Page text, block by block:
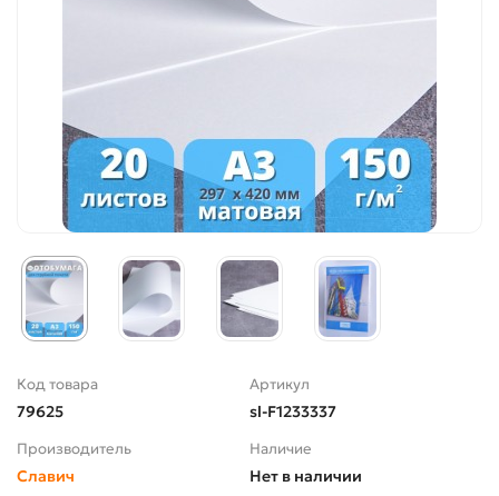
Код товара
79625
Артикул
sl-F1233337
Производитель
Славич
Наличие
Нет в наличии